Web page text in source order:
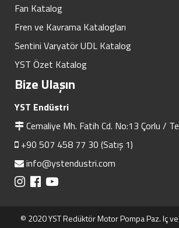
Fan Katalog
Fren ve Kavrama Katalogları
Sentini Varyatör UDL Katalog
YST Özet Katalog
Bize Ulaşın
YST Endüstri
Cemaliye Mh. Fatih Cd. No:13 Çorlu /
+90 507 458 77 30 (Satış 1)
info@ystendustri.com
© 2020 YST Redüktör Motor Pompa Paz. Iç ve